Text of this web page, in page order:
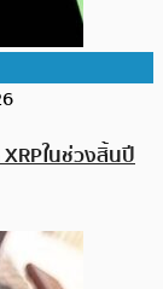
ในช่วงสิ้นปี